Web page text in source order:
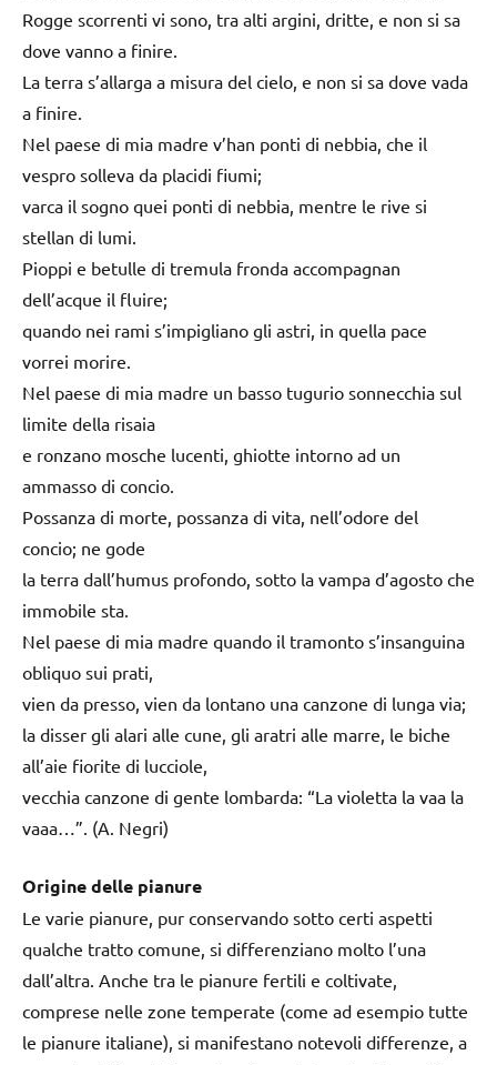
Rogge scorrenti vi sono, tra alti argini, dritte, e non si sa
dove vanno a finire.
La terra s’allarga a misura del cielo, e non si sa dove vada
a finire.
Nel paese di mia madre v’han ponti di nebbia, che il
vespro solleva da placidi fiumi;
varca il sogno quei ponti di nebbia, mentre le rive si
stellan di lumi.
Pioppi e betulle di tremula fronda accompagnan
dell’acque il fluire;
quando nei rami s’impigliano gli astri, in quella pace
vorrei morire.
Nel paese di mia madre un basso tugurio sonnecchia sul
limite della risaia
e ronzano mosche lucenti, ghiotte intorno ad un
ammasso di concio.
Possanza di morte, possanza di vita, nell’odore del
concio; ne gode
la terra dall’humus profondo, sotto la vampa d’agosto che
immobile sta.
Nel paese di mia madre quando il tramonto s’insanguina
obliquo sui prati,
vien da presso, vien da lontano una canzone di lunga via;
la disser gli alari alle cune, gli aratri alle marre, le biche
all’aie fiorite di lucciole,
vecchia canzone di gente lombarda: “La violetta la vaa la
vaaa…”. (A. Negri)
Origine delle pianure
Le varie pianure, pur conservando sotto certi aspetti
qualche tratto comune, si differenziano molto l’una
dall’altra. Anche tra le pianure fertili e coltivate,
comprese nelle zone temperate (come ad esempio tutte
le pianure italiane), si manifestano notevoli differenze, a